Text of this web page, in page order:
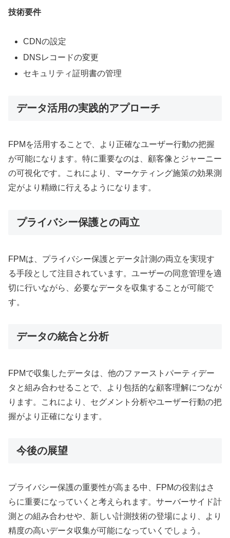
技術要件
CDNの設定
DNSレコードの変更
セキュリティ証明書の管理
データ活用の実践的アプローチ
FPMを活用することで、より正確なユーザー行動の把握
が可能になります。特に重要なのは、顧客像とジャーニー
の可視化です。これにより、マーケティング施策の効果測
定がより精緻に行えるようになります。
プライバシー保護との両立
FPMは、プライバシー保護とデータ計測の両立を実現す
る手段として注目されています。ユーザーの同意管理を適
切に行いながら、必要なデータを収集することが可能で
す。
データの統合と分析
FPMで収集したデータは、他のファーストパーティデー
タと組み合わせることで、より包括的な顧客理解につなが
ります。これにより、セグメント分析やユーザー行動の把
握がより正確になります。
今後の展望
プライバシー保護の重要性が高まる中、FPMの役割はさ
らに重要になっていくと考えられます。サーバーサイド計
測との組み合わせや、新しい計測技術の登場により、より
精度の高いデータ収集が可能になっていくでしょう。